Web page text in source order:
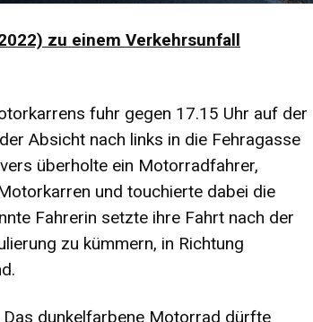
zu einem Verkehrsunfall
fuhr gegen 17.15 Uhr auf der
Absicht nach links in die Fehragasse
überholte ein Motorradfahrer,
und touchierte dabei die
Fahrerin setzte ihre Fahrt nach der
zu kümmern, in Richtung
dunkelfarbene Motorrad dürfte